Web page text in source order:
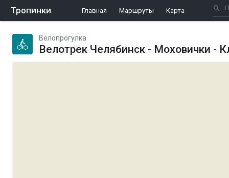
Тропинки Главная Маршруты Карта
Велопрогулка
Велотрек Челябинск - Моховички -